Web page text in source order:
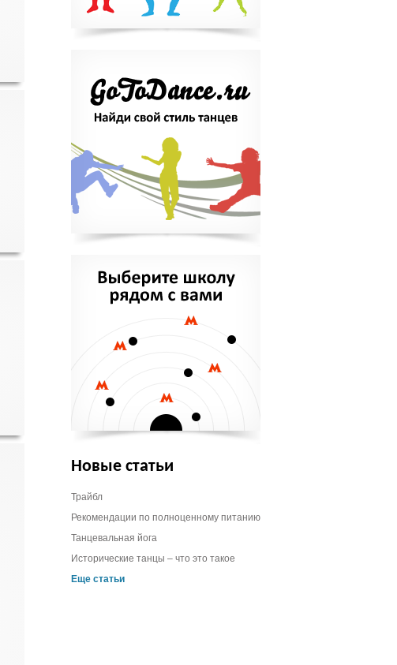
Новые статьи
Трайбл
Рекомендации по полноценному питанию
Танцевальная йога
Исторические танцы – что это такое
Еще статьи